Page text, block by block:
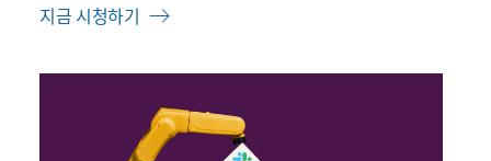
지금 시청하기